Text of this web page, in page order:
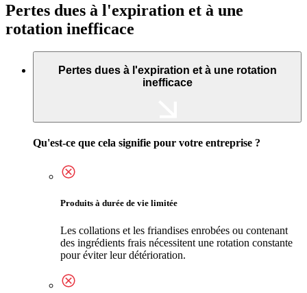
Pertes dues à l'expiration et à une
rotation inefficace
Pertes dues à l'expiration et à une rotation
inefficace
Qu'est-ce que cela signifie pour votre entreprise ?
Produits à durée de vie limitée
Les collations et les friandises enrobées ou contenant
des ingrédients frais nécessitent une rotation constante
pour éviter leur détérioration.